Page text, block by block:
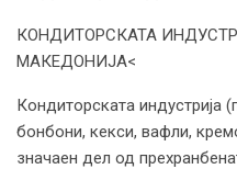
КОНДИТОРСКАТА
МАКЕДОНИЈА<
Кондиторската индустрија
бонбони, кекси, вафли,
значаен дел од